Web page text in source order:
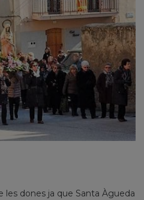
les dones ja que Santa Àgueda